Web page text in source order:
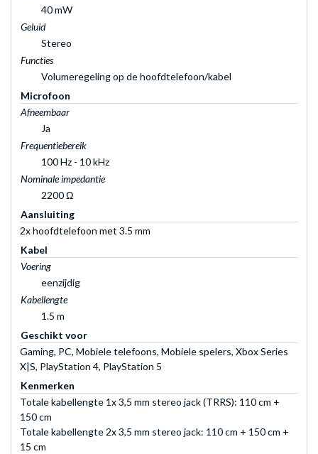
40 mW
Geluid
Stereo
Functies
Volumeregeling op de hoofdtelefoon/kabel
Microfoon
Afneembaar
Ja
Frequentiebereik
100 Hz - 10 kHz
Nominale impedantie
2200 Ω
Aansluiting
2x hoofdtelefoon met 3.5 mm
Kabel
Voering
eenzijdig
Kabellengte
1.5 m
Geschikt voor
Gaming, PC, Mobiele telefoons, Mobiele spelers, Xbox Series
X|S, PlayStation 4, PlayStation 5
Kenmerken
Totale kabellengte 1x 3,5 mm stereo jack (TRRS): 110 cm +
150 cm
Totale kabellengte 2x 3,5 mm stereo jack: 110 cm + 150 cm +
15 cm